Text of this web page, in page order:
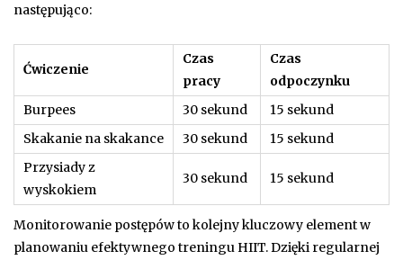
następująco:
Ćwiczenie
Czas
pracy
Czas
odpoczynku
Burpees
30 sekund
15 sekund
Skakanie na skakance
30 sekund
15 sekund
Przysiady z
wyskokiem
30 sekund 15 sekund
Monitorowanie postępów to kolejny kluczowy element w
planowaniu efektywnego treningu HIIT. Dzięki regularnej